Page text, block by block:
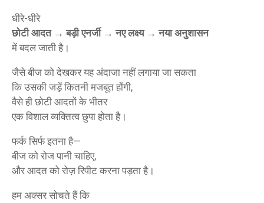
धीरे-धीरे
छोटी आदत → बड़ी एनर्जी → नए लक्ष्य → नया अनुशासन
में बदल जाती है।
जैसे बीज को देखकर यह अंदाजा नहीं लगाया जा सकता
कि उसकी जड़ें कितनी मजबूत होंगी,
वैसे ही छोटी आदतों के भीतर
एक विशाल व्यक्तित्व छुपा होता है।
फर्क सिर्फ इतना है—
बीज को रोज पानी चाहिए,
और आदत को रोज़ रिपीट करना पड़ता है।
हम अक्सर सोचते हैं कि